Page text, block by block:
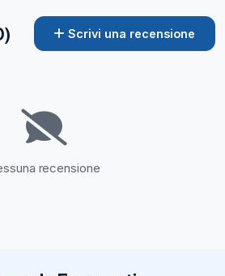
scudetto? Non c’è
scudetto-no-inter-
chiave! Resta il muro
Scrivi una recensione
recensione